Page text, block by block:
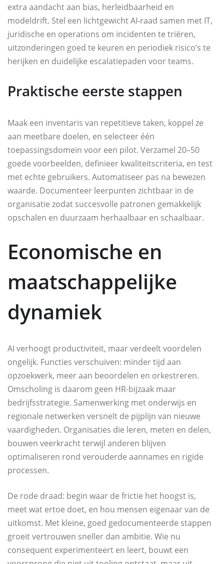
extra aandacht aan bias, herleidbaarheid en
modeldrift. Stel een lichtgewicht AI-raad samen met IT,
juridische en operations om incidenten te triëren,
uitzonderingen goed te keuren en periodiek risico’s te
herijken en duidelijke escalatiepaden voor teams.
Praktische eerste stappen
Maak een inventaris van repetitieve taken, koppel ze
aan meetbare doelen, en selecteer één
toepassingsdomein voor een pilot. Verzamel 20–50
goede voorbeelden, definieer kwaliteitscriteria, en test
met echte gebruikers. Automatiseer pas na bewezen
waarde. Documenteer leerpunten zichtbaar in de
organisatie zodat succesvolle patronen gemakkelijk
opschalen en duurzaam herhaalbaar en schaalbaar.
Economische en
maatschappelijke
dynamiek
AI verhoogt productiviteit, maar verdeelt voordelen
ongelijk. Functies verschuiven: minder tijd aan
opzoekwerk, meer aan beoordelen en orkestreren.
Omscholing is daarom geen HR-bijzaak maar
bedrijfsstrategie. Samenwerking met onderwijs en
regionale netwerken versnelt de pijplijn van nieuwe
vaardigheden. Organisaties die leren, meten en delen,
bouwen veerkracht terwijl anderen blijven
optimaliseren rond verouderde aannames en rigide
processen.
De rode draad: begin waar de frictie het hoogst is,
meet wat ertoe doet, en hou mensen eigenaar van de
uitkomst. Met kleine, goed gedocumenteerde stappen
groeit vertrouwen sneller dan ambitie. Wie nu
consequent experimenteert en leert, bouwt een